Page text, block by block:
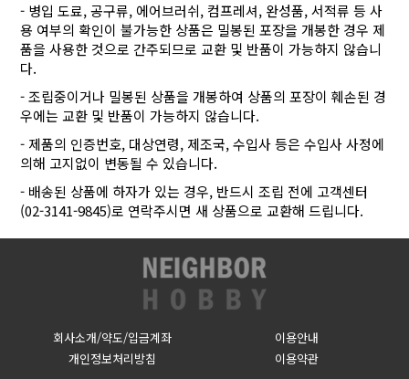
- 병입 도료, 공구류, 에어브러쉬, 컴프레셔, 완성품, 서적류 등 사
용 여부의 확인이 불가능한 상품은 밀봉된 포장을 개봉한 경우 제
품을 사용한 것으로 간주되므로 교환 및 반품이 가능하지 않습니
다.
- 조립중이거나 밀봉된 상품을 개봉하여 상품의 포장이 훼손된 경
우에는 교환 및 반품이 가능하지 않습니다.
- 제품의 인증번호, 대상연령, 제조국, 수입사 등은 수입사 사정에
의해 고지없이 변동될 수 있습니다.
- 배송된 상품에 하자가 있는 경우, 반드시 조립 전에 고객센터
(02-3141-9845)로 연락주시면 새 상품으로 교환해 드립니다.
회사소개/약도/입금계좌
이용안내
개인정보처리방침
이용약관